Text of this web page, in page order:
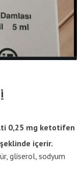
0,25 mg ketotifen
içerir.
gliserol, sodyum